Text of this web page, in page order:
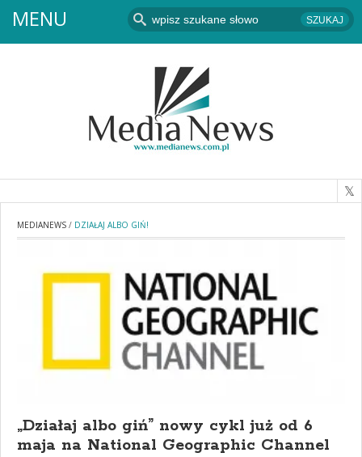
MENU
MEDIANEWS / DZIAŁAJ ALBO GIŃ!
„Działaj albo giń” nowy cykl już od 6
maja na National Geographic Channel